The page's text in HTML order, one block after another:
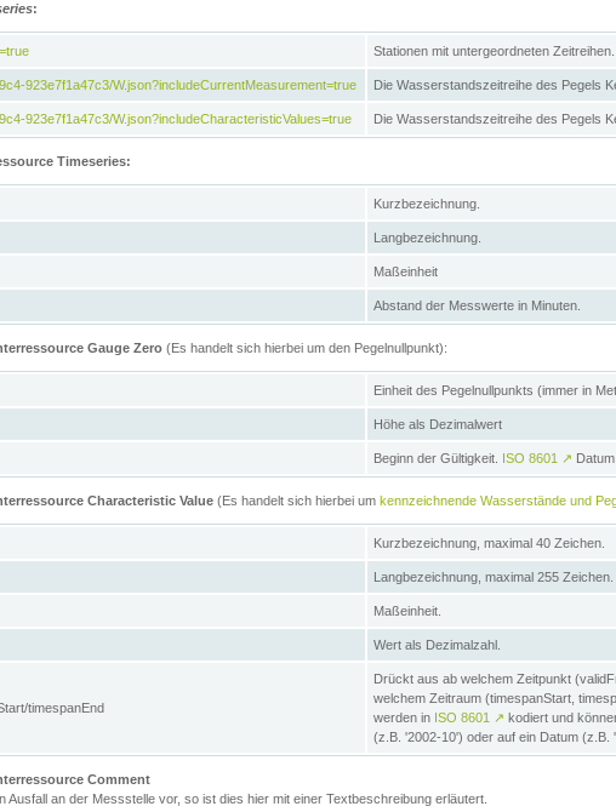
:
Stationen mit untergeordneten Zeitreihen.
923e7f1a47c3/W.json?includeCurrentMeasurement=true Die Wasserstandszeitreihe des Pegels
923e7f1a47c3/W.json?includeCharacteristicValues=true Die Wasserstandszeitreihe des Pegels
Timeseries:
Kurzbezeichnung.
Langbezeichnung.
Maßeinheit
Abstand der Messwerte in Minuten.
Gauge Zero (Es handelt sich hierbei um den Pegelnullpunkt):
Einheit des Pegelnullpunkts (immer in
Höhe als Dezimalwert
Beginn der Gültigkeit. ISO 8601 ↗ Datum.
Characteristic Value (Es handelt sich hierbei um kennzeichnende Wasserstände und
Kurzbezeichnung, maximal 40 Zeichen.
Langbezeichnung, maximal 255 Zeichen.
Maßeinheit.
Wert als Dezimalzahl.
timespanEnd
Drückt aus ab welchem Zeitpunkt
welchem Zeitraum (timespanStart,
werden in ISO 8601 ↗ kodiert und
(z.B. '2002-10') oder auf ein Datum (z.B.
Comment
Ausfall an der Messstelle vor, so ist dies hier mit einer Textbeschreibung erläutert.